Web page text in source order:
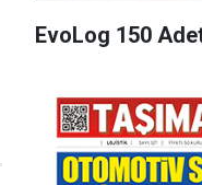
EvoLog 150